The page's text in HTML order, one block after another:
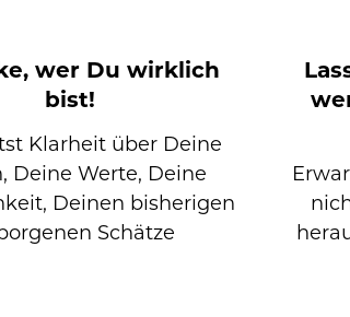
wer Du wirklich
bist!
Klarheit über Deine
Deine Werte, Deine
Deinen bisherigen
Schätze